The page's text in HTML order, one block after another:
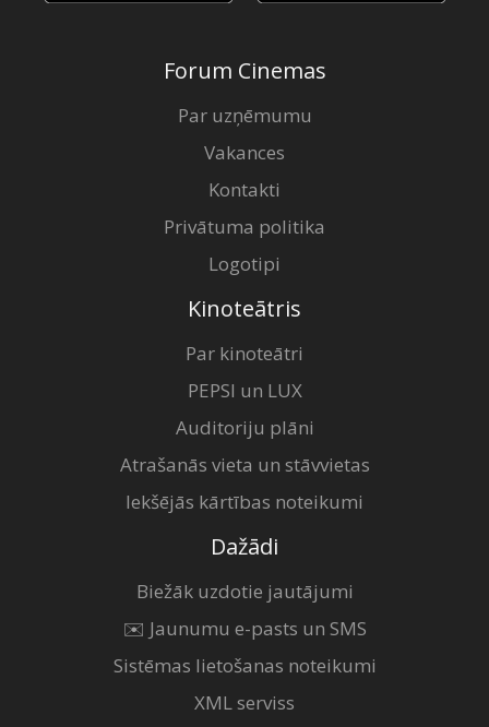
Klubs
Forum Cinemas
Par uzņēmumu
Vakances
Kontakti
Privātuma politika
Logotipi
Kinoteātris
Par kinoteātri
PEPSI un LUX
Auditoriju plāni
Atrašanās vieta un stāvvietas
Iekšējās kārtības noteikumi
Dažādi
Biežāk uzdotie jautājumi
✉️ Jaunumu e-pasts un SMS
Sistēmas lietošanas noteikumi
XML serviss